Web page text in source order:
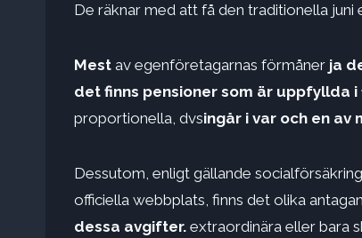
De räknar med att få den traditionella
Mest av egenföretagarnas förmåner ja
det finns pensioner som är uppfyllda i
proportionella, dvsingår i var och en av
Dessutom, enligt gällande
officiella webbplats, finns det olika
dessa avgifter. extraordinära eller bara